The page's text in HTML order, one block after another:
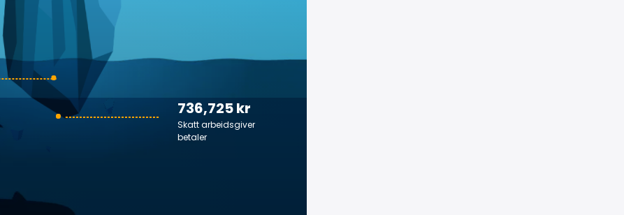
736,725 kr
Skatt arbeidsgiver
betaler